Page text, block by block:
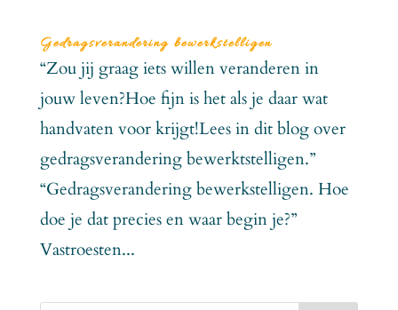
Gedragsverandering bewerkstelligen
“Zou jij graag iets willen veranderen in
jouw leven?Hoe fijn is het als je daar wat
handvaten voor krijgt!Lees in dit blog over
gedragsverandering bewerktstelligen.”
“Gedragsverandering bewerkstelligen. Hoe
doe je dat precies en waar begin je?”
Vastroesten...